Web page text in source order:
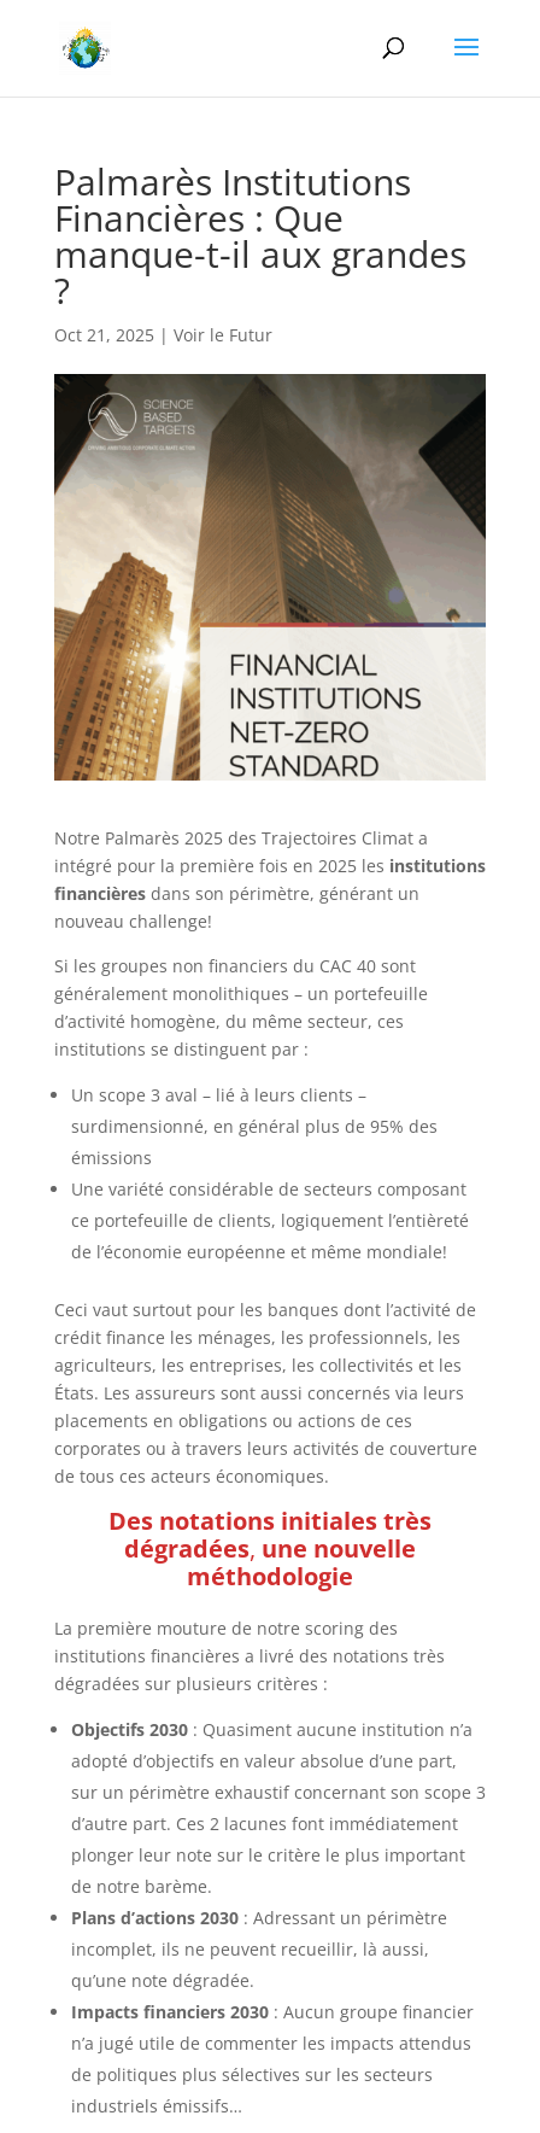
Palmarès Institutions
Financières : Que
manque-t-il aux grandes
?
Oct 21, 2025| Voir le Futur
Notre Palmarès 2025 des Trajectoires Climat a
intégré pour la première fois en 2025 les institutions
financièresdans son périmètre, générant un
nouveau challenge!
Si les groupes non financiers du CAC 40 sont
généralement monolithiques – un portefeuille
d’activité homogène, du même secteur, ces
institutions se distinguent par :
Un scope 3 aval – lié à leurs clients –
surdimensionné, en général plus de 95% des
émissions
Une variété considérable de secteurs composant
ce portefeuille de clients, logiquement l’entièreté
de l’économie européenne et même mondiale!
Ceci vaut surtout pour les banques dont l’activité de
crédit finance les ménages, les professionnels, les
agriculteurs, les entreprises, les collectivités et les
États. Les assureurs sont aussi concernés via leurs
placements en obligations ou actions de ces
corporates ou à travers leurs activités de couverture
de tous ces acteurs économiques.
Des notations initiales très
dégradées, une nouvelle
méthodologie
La première mouture de notre scoring des
institutions financières a livré des notations très
dégradées sur plusieurs critères :
Objectifs 2030: Quasiment aucune institution n’a
adopté d’objectifs en valeur absolue d’une part,
sur un périmètre exhaustif concernant son scope 3
d’autre part. Ces 2 lacunes font immédiatement
plonger leur note sur le critère le plus important
de notre barème.
Plans d’actions 2030: Adressant un périmètre
incomplet, ils ne peuvent recueillir, là aussi,
qu’une note dégradée.
Impacts financiers 2030: Aucun groupe financier
n’a jugé utile de commenter les impacts attendus
de politiques plus sélectives sur les secteurs
industriels émissifs…